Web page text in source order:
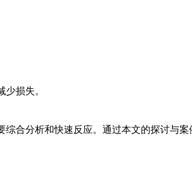
损失。
合分析和快速反应。通过本文的探讨与